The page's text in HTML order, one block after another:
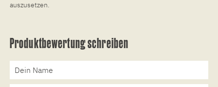
auszusetzen.
Produktbewertung schreiben